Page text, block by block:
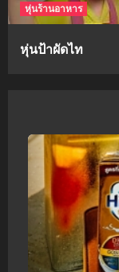
หุ่นร้านอาหาร
หุ่นป้าผัดไท